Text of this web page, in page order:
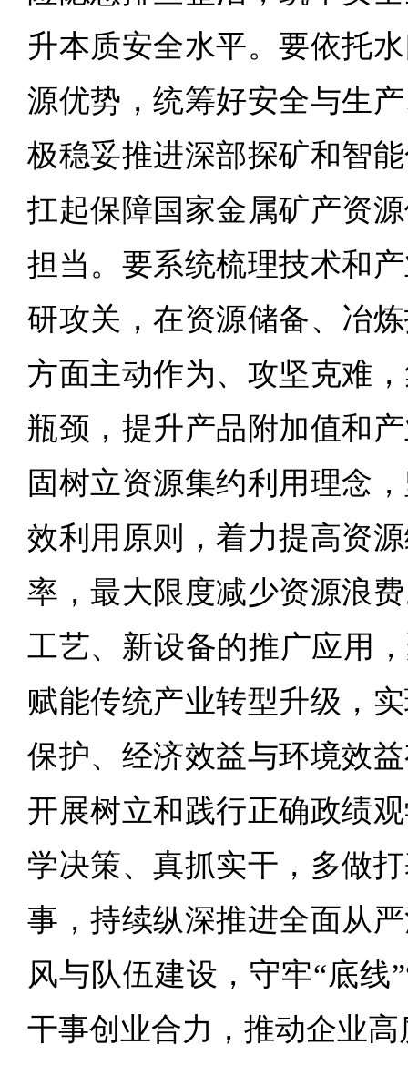
升本质安全水平。要依托
源优势，统筹好安全与生
极稳妥推进深部探矿和智
扛起保障国家金属矿产资
担当。要系统梳理技术和
研攻关，在资源储备、冶
方面主动作为、攻坚克难
瓶颈，提升产品附加值和
固树立资源集约利用理念
效利用原则，着力提高资
率，最大限度减少资源浪
工艺、新设备的推广应用
赋能传统产业转型升级，
保护、经济效益与环境效
开展树立和践行正确政绩
学决策、真抓实干，多做
事，持续纵深推进全面从
风与队伍建设，守牢“底线
干事创业合力，推动企业